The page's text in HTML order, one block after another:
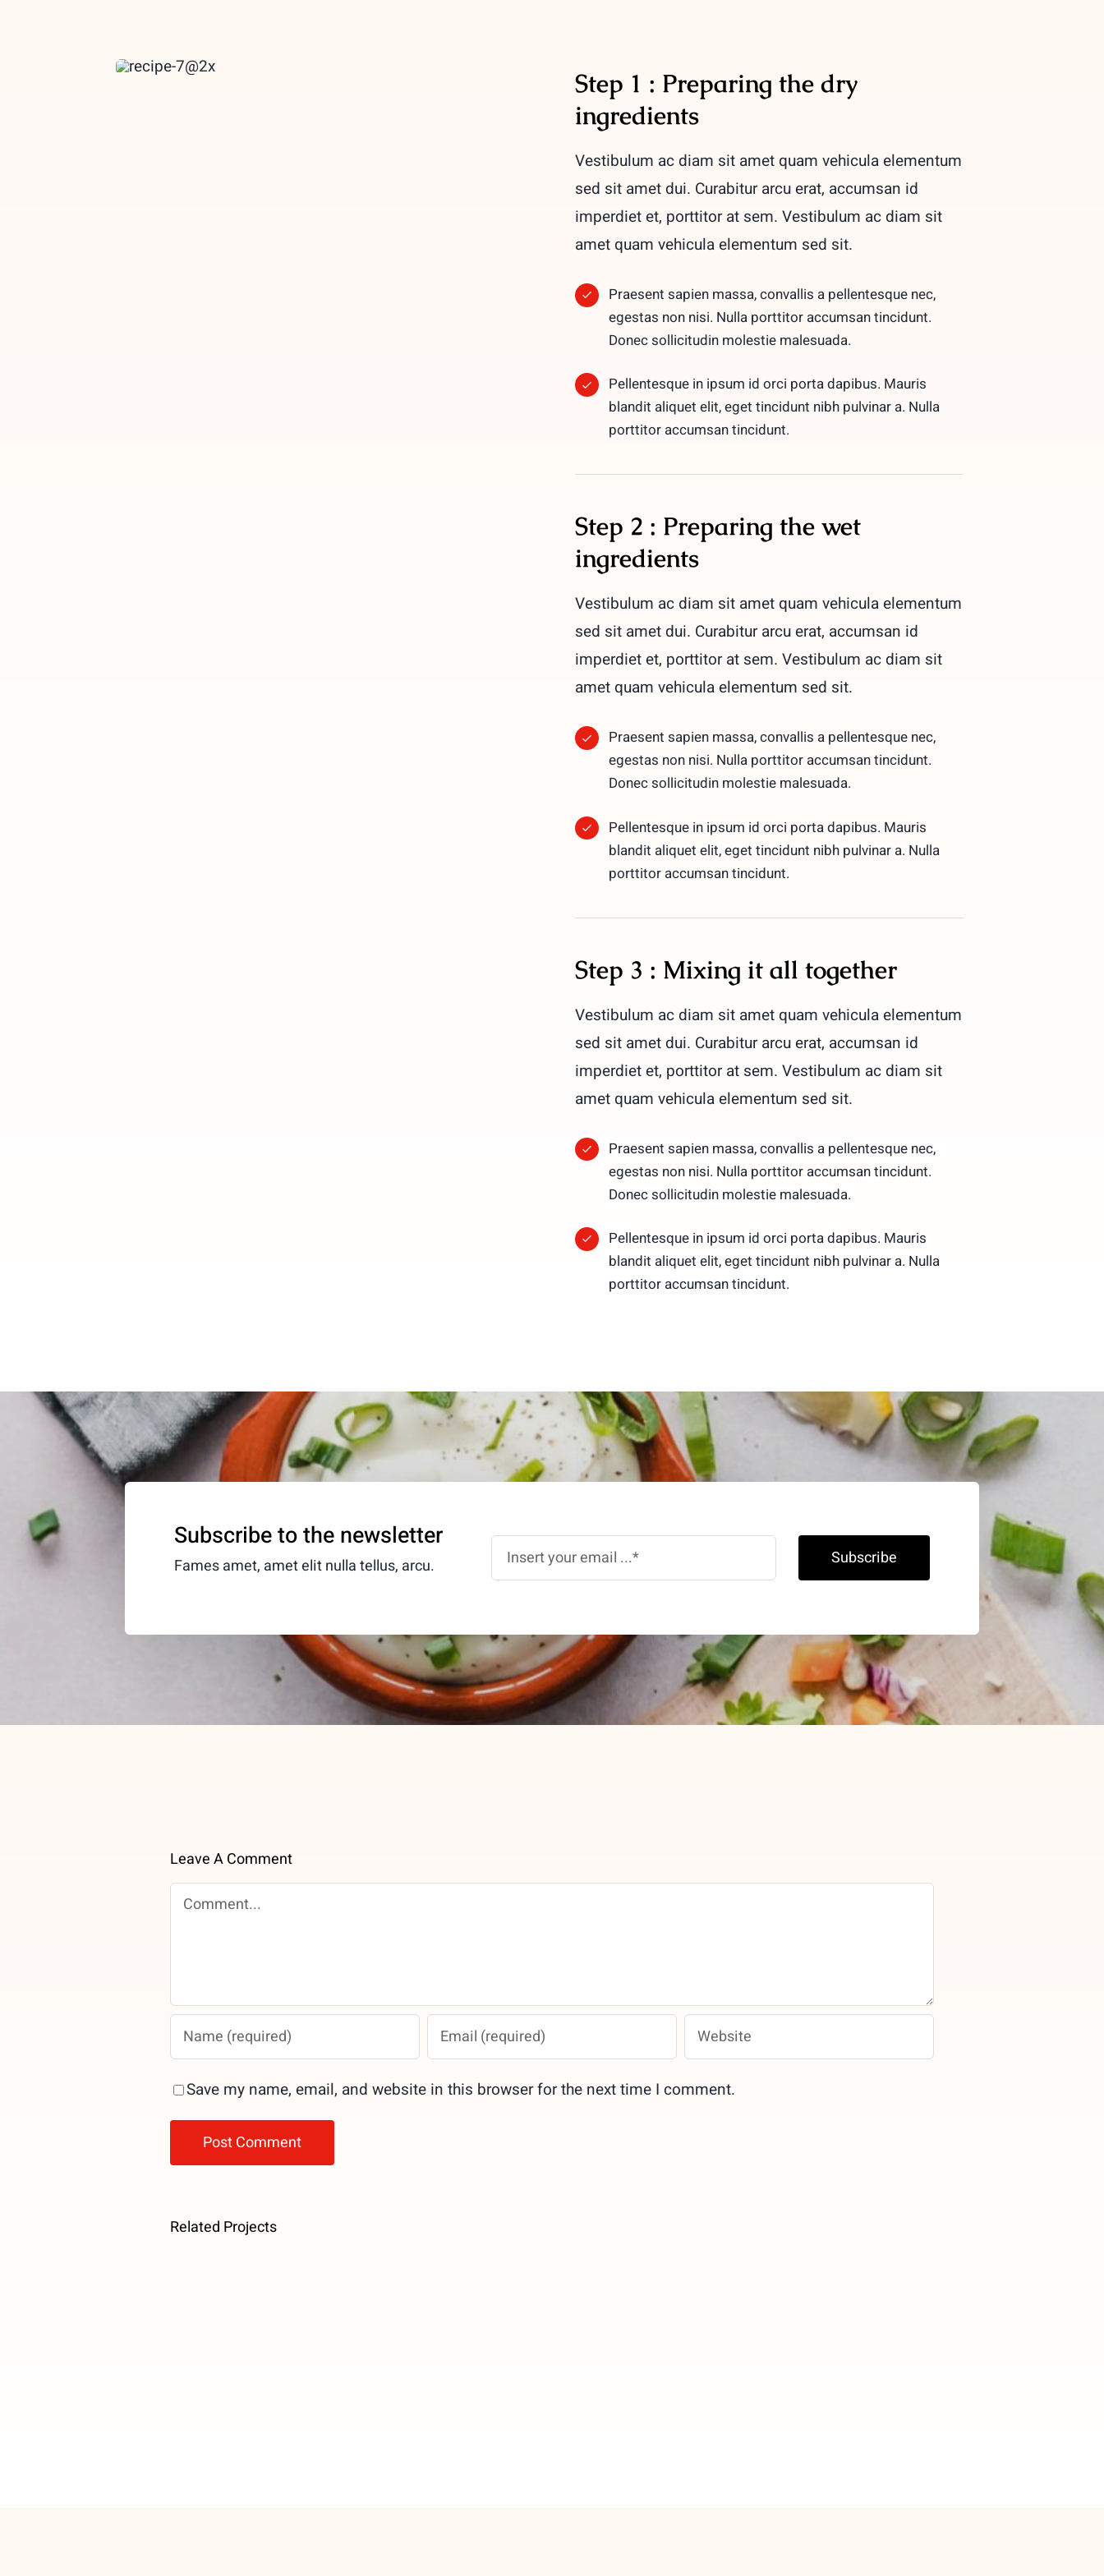
Step 1 : Preparing the dry
ingredients
Vestibulum ac diam sit amet quam vehicula elementum
sed sit amet dui. Curabitur arcu erat, accumsan id
imperdiet et, porttitor at sem. Vestibulum ac diam sit
amet quam vehicula elementum sed sit.
Praesent sapien massa, convallis a pellentesque nec,
egestas non nisi. Nulla porttitor accumsan tincidunt.
Donec sollicitudin molestie malesuada.
Pellentesque in ipsum id orci porta dapibus. Mauris
blandit aliquet elit, eget tincidunt nibh pulvinar a. Nulla
porttitor accumsan tincidunt.
Step 2 : Preparing the wet
ingredients
Vestibulum ac diam sit amet quam vehicula elementum
sed sit amet dui. Curabitur arcu erat, accumsan id
imperdiet et, porttitor at sem. Vestibulum ac diam sit
amet quam vehicula elementum sed sit.
Praesent sapien massa, convallis a pellentesque nec,
egestas non nisi. Nulla porttitor accumsan tincidunt.
Donec sollicitudin molestie malesuada.
Pellentesque in ipsum id orci porta dapibus. Mauris
blandit aliquet elit, eget tincidunt nibh pulvinar a. Nulla
porttitor accumsan tincidunt.
Step 3 : Mixing it all together
Vestibulum ac diam sit amet quam vehicula elementum
sed sit amet dui. Curabitur arcu erat, accumsan id
imperdiet et, porttitor at sem. Vestibulum ac diam sit
amet quam vehicula elementum sed sit.
Praesent sapien massa, convallis a pellentesque nec,
egestas non nisi. Nulla porttitor accumsan tincidunt.
Donec sollicitudin molestie malesuada.
Pellentesque in ipsum id orci porta dapibus. Mauris
blandit aliquet elit, eget tincidunt nibh pulvinar a. Nulla
porttitor accumsan tincidunt.
Subscribe to the newsletter
Fames amet, amet elit nulla tellus, arcu. Subscribe
Leave A Comment
Comment
Save my name, email, and website in this browser for the next time I comment.
Related Projects